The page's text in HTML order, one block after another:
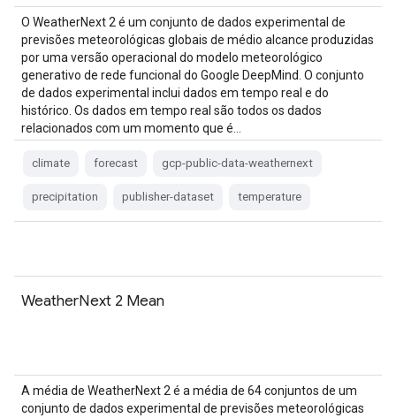
O WeatherNext 2 é um conjunto de dados experimental de
previsões meteorológicas globais de médio alcance produzidas
por uma versão operacional do modelo meteorológico
generativo de rede funcional do Google DeepMind. O conjunto
de dados experimental inclui dados em tempo real e do
histórico. Os dados em tempo real são todos os dados
relacionados com um momento que é…
climate forecast gcp-public-data-weathernext
precipitation publisher-dataset temperature
WeatherNext 2 Mean
A média de WeatherNext 2 é a média de 64 conjuntos de um
conjunto de dados experimental de previsões meteorológicas